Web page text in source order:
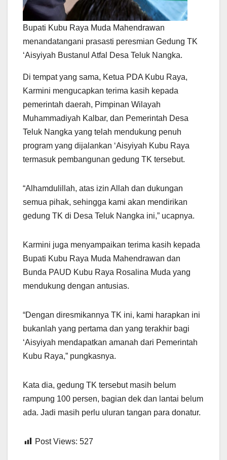
Bupati Kubu Raya Muda Mahendrawan
menandatangani prasasti peresmian Gedung TK
‘Aisyiyah Bustanul Atfal Desa Teluk Nangka.
Di tempat yang sama, Ketua PDA Kubu Raya,
Karmini mengucapkan terima kasih kepada
pemerintah daerah, Pimpinan Wilayah
Muhammadiyah Kalbar, dan Pemerintah Desa
Teluk Nangka yang telah mendukung penuh
program yang dijalankan ‘Aisyiyah Kubu Raya
termasuk pembangunan gedung TK tersebut.
“Alhamdulillah, atas izin Allah dan dukungan
semua pihak, sehingga kami akan mendirikan
gedung TK di Desa Teluk Nangka ini,” ucapnya.
Karmini juga menyampaikan terima kasih kepada
Bupati Kubu Raya Muda Mahendrawan dan
Bunda PAUD Kubu Raya Rosalina Muda yang
mendukung dengan antusias.
“Dengan diresmikannya TK ini, kami harapkan ini
bukanlah yang pertama dan yang terakhir bagi
‘Aisyiyah mendapatkan amanah dari Pemerintah
Kubu Raya,” pungkasnya.
Kata dia, gedung TK tersebut masih belum
rampung 100 persen, bagian dek dan lantai belum
ada. Jadi masih perlu uluran tangan para donatur.
Post Views: 527